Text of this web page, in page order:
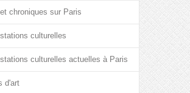
chroniques sur Paris
culturelles
culturelles actuelles à Paris
d'art